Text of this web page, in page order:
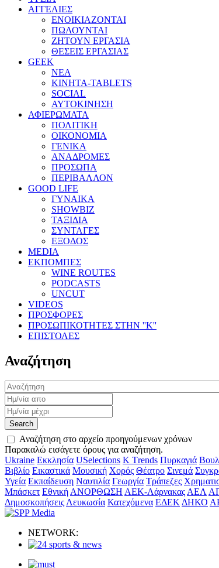
ΑΓΓΕΛΙΕΣ
ΕΝΟΙΚΙΑΖΟΝΤΑΙ
ΠΩΛΟΥΝΤΑΙ
ΖΗΤΟΥΝ ΕΡΓΑΣΙΑ
ΘΕΣΕΙΣ ΕΡΓΑΣΙΑΣ
GEEK
ΝΕΑ
ΚΙΝΗΤΑ-TABLETS
SOCIAL
ΑΥΤΟΚΙΝΗΣΗ
ΑΦΙΕΡΩΜΑΤΑ
ΠΟΛΙΤΙΚΗ
ΟΙΚΟΝΟΜΙΑ
ΓΕΝΙΚΑ
ΑΝΑΔΡΟΜΕΣ
ΠΡΟΣΩΠΑ
ΠΕΡΙΒΑΛΛΟΝ
GOOD LIFE
ΓΥΝΑΙΚΑ
SHOWBIZ
ΤΑΞΙΔΙΑ
ΣΥΝΤΑΓΕΣ
ΕΞΟΔΟΣ
MEDIA
ΕΚΠΟΜΠΕΣ
WINE ROUTES
PODCASTS
UNCUT
VIDEOS
ΠΡΟΣΦΟΡΕΣ
ΠΡΟΣΩΠΙΚΟΤΗΤΕΣ ΣΤΗΝ ''Κ''
ΕΠΙΣΤΟΛΕΣ
Αναζήτηση
Αναζήτηση στο αρχείο προηγούμενων χρόνων
Παρακαλώ εισάγετε όρους για αναζήτηση.
Ukraine Εκκλησία USelections K Τrends Πυρκαγιά
Βιβλίο Εικαστικά Μουσική Χορός Θέατρο Σινεμά
Υγεία Εκπαίδευση Ναυτιλία Γεωργία Τράπεζες
Μπάσκετ Εθνική ΑΝΟΡΘΩΣΗ ΑΕΚ-Λάρνακας ΑΕΛ
Δημοσκοπήσεις Λευκωσία Κατεχόμενα ΕΔΕΚ ΔΗΚΟ
NETWORK: